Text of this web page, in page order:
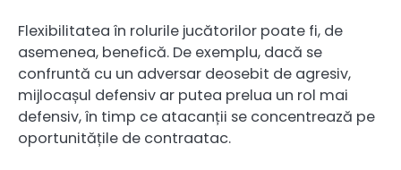
Flexibilitatea în rolurile jucătorilor poate fi, de
asemenea, benefică. De exemplu, dacă se
confruntă cu un adversar deosebit de agresiv,
mijlocașul defensiv ar putea prelua un rol mai
defensiv, în timp ce atacanții se concentrează pe
oportunitățile de contraatac.